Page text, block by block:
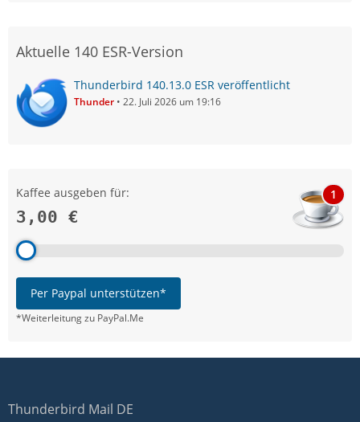
Aktuelle 140 ESR-Version
Thunderbird 140.13.0 ESR veröffentlicht
Thunder 22. Juli 2026 um 19:16
Kaffee ausgeben für:
3,00 €
1
Per Paypal unterstützen*
*Weiterleitung zu PayPal.Me
Thunderbird Mail DE